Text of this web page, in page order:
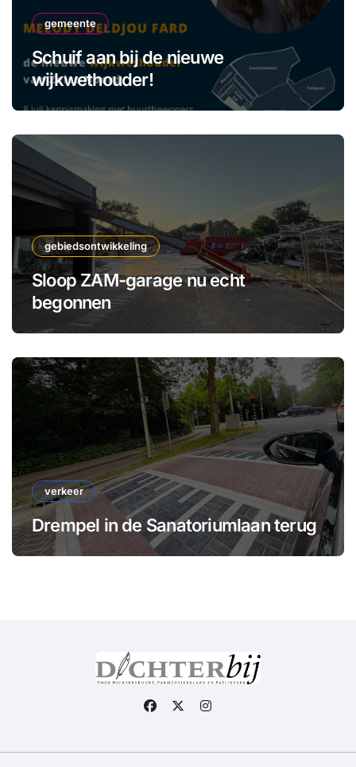
gemeente
Schuif aan bij de nieuwe
wijkwethouder!
gebiedsontwikkeling
Sloop ZAM-garage nu echt
begonnen
verkeer
Drempel in de Sanatoriumlaan terug